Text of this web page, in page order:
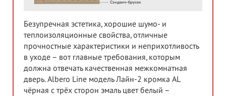
Безупречная эстетика, хорошие шумо- и
теплоизоляционные свойства, отличные
прочностные характеристики и неприхотливость
в уходе – вот главные требования, которым
должна отвечать качественная межкомнатная
дверь. Albero Line модель Лайн-2 кромка AL
чёрная с трёх сторон эмаль цвет белый –